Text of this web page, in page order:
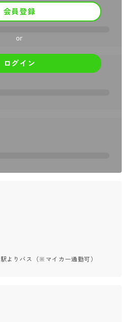
会員登録
or
ログイン
よりバス（※マイカー通勤可）